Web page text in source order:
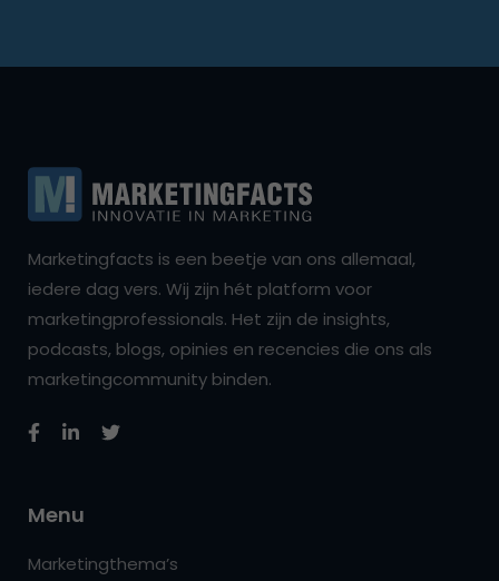
Marketingfacts is een beetje van ons allemaal,
iedere dag vers. Wij zijn hét platform voor
marketingprofessionals. Het zijn de insights,
podcasts, blogs, opinies en recencies die ons als
marketingcommunity binden.
Menu
Marketingthema’s